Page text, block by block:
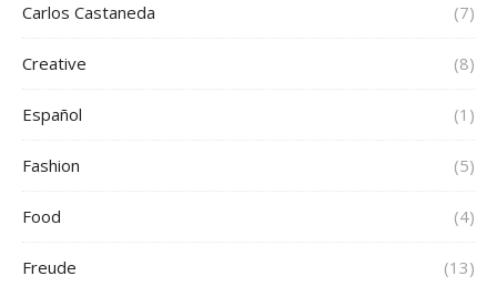
Carlos Castaneda (7)
Creative (8)
Español (1)
Fashion (5)
Food (4)
Freude (13)